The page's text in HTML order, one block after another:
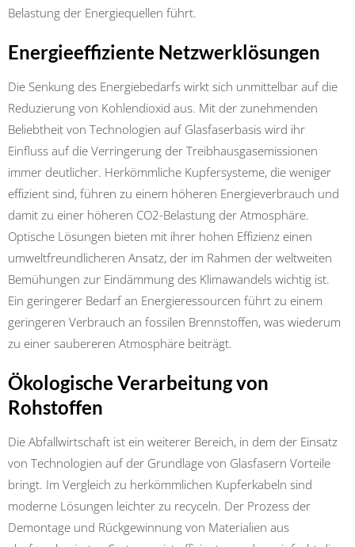
Belastung der Energiequellen führt.
Energieeffiziente Netzwerklösungen
Die Senkung des Energiebedarfs wirkt sich unmittelbar auf die
Reduzierung von Kohlendioxid aus. Mit der zunehmenden
Beliebtheit von Technologien auf Glasfaserbasis wird ihr
Einfluss auf die Verringerung der Treibhausgasemissionen
immer deutlicher. Herkömmliche Kupfersysteme, die weniger
effizient sind, führen zu einem höheren Energieverbrauch und
damit zu einer höheren CO2-Belastung der Atmosphäre.
Optische Lösungen bieten mit ihrer hohen Effizienz einen
umweltfreundlicheren Ansatz, der im Rahmen der weltweiten
Bemühungen zur Eindämmung des Klimawandels wichtig ist.
Ein geringerer Bedarf an Energieressourcen führt zu einem
geringeren Verbrauch an fossilen Brennstoffen, was wiederum
zu einer saubereren Atmosphäre beiträgt.
Ökologische Verarbeitung von
Rohstoffen
Die Abfallwirtschaft ist ein weiterer Bereich, in dem der Einsatz
von Technologien auf der Grundlage von Glasfasern Vorteile
bringt. Im Vergleich zu herkömmlichen Kupferkabeln sind
moderne Lösungen leichter zu recyceln. Der Prozess der
Demontage und Rückgewinnung von Materialien aus